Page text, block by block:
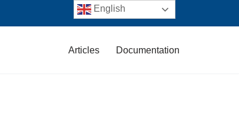
Articles Documentation
English